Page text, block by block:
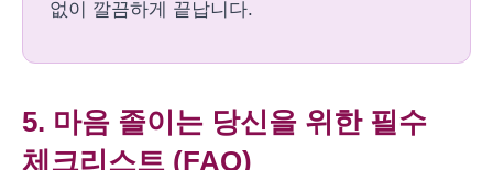
없이 깔끔하게 끝납니다.
5. 마음 졸이는 당신을 위한 필수
체크리스트 (FAQ)